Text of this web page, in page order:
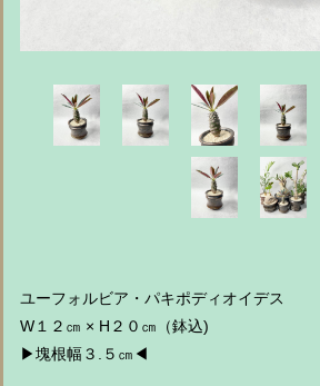
ユーフォルビア・パキポディオイデス
W１２㎝ × H２０㎝（鉢込)
▶︎塊根幅３.５㎝◀︎